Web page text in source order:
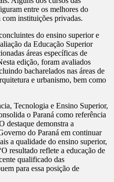
entre os melhores do
instituições privadas.
do ensino superior e
da Educação Superior
áreas específicas de
edição, foram avaliados
bacharelados nas áreas de
e urbanismo, bem como
Tecnologia e Ensino Superior,
o Paraná como referência
destaque demonstra a
do Paraná em continuar
a qualidade do ensino superior,
resultado reflete a educação de
qualificado das
para essa posição de